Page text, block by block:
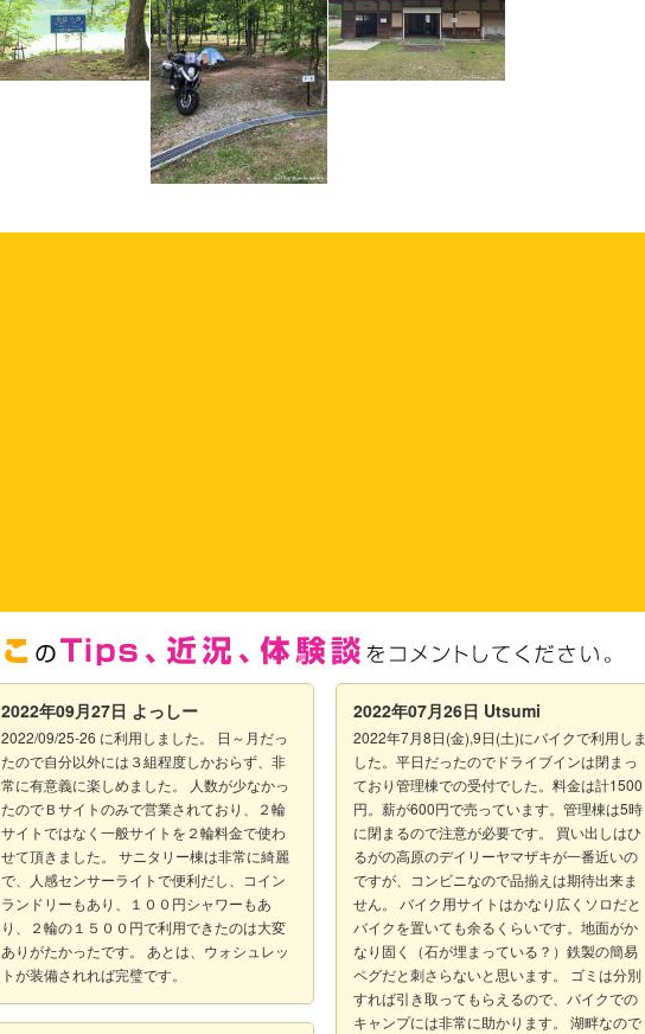
2022年09月27日 よっしー
2022/09/25-26 に利用しました。 日～月だっ
たので自分以外には３組程度しかおらず、非
常に有意義に楽しめました。 人数が少なかっ
たのでＢサイトのみで営業されており、２輪
サイトではなく一般サイトを２輪料金で使わ
せて頂きました。 サニタリー棟は非常に綺麗
で、人感センサーライトで便利だし、コイン
ランドリーもあり、１００円シャワーもあ
り、２輪の１５００円で利用できたのは大変
ありがたかったです。 あとは、ウォシュレッ
トが装備されれば完璧です。
2022年07月26日 Utsumi
2022年7月8日(金),9日(土)にバイクで利用しま
した。平日だったのでドライブインは閉まっ
ており管理棟での受付でした。料金は計1500
円。薪が600円で売っています。管理棟は5時
に閉まるので注意が必要です。 買い出しはひ
るがの高原のデイリーヤマザキが一番近いの
ですが、コンビニなので品揃えは期待出来ま
せん。 バイク用サイトはかなり広くソロだと
バイクを置いても余るくらいです。地面がか
なり固く（石が埋まっている？）鉄製の簡易
ペグだと刺さらないと思います。 ゴミは分別
すれば引き取ってもらえるので、バイクでの
キャンプには非常に助かります。 湖畔なので